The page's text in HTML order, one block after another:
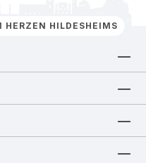
HERZEN HILDESHEIMS